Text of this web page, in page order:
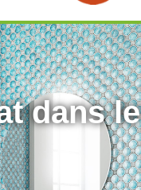
dans le